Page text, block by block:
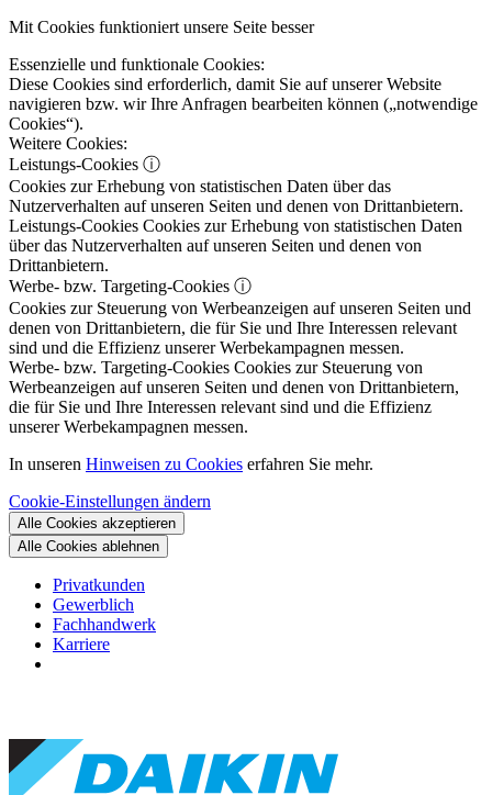
Mit Cookies funktioniert unsere Seite besser
Essenzielle und funktionale Cookies:
Diese Cookies sind erforderlich, damit Sie auf unserer Website
navigieren bzw. wir Ihre Anfragen bearbeiten können („notwendige
Cookies“).
Weitere Cookies:
Leistungs-Cookies ⓘ
Cookies zur Erhebung von statistischen Daten über das
Nutzerverhalten auf unseren Seiten und denen von Drittanbietern.
Leistungs-Cookies Cookies zur Erhebung von statistischen Daten
über das Nutzerverhalten auf unseren Seiten und denen von
Drittanbietern.
Werbe- bzw. Targeting-Cookies ⓘ
Cookies zur Steuerung von Werbeanzeigen auf unseren Seiten und
denen von Drittanbietern, die für Sie und Ihre Interessen relevant
sind und die Effizienz unserer Werbekampagnen messen.
Werbe- bzw. Targeting-Cookies Cookies zur Steuerung von
Werbeanzeigen auf unseren Seiten und denen von Drittanbietern,
die für Sie und Ihre Interessen relevant sind und die Effizienz
unserer Werbekampagnen messen.
In unseren Hinweisen zu Cookies erfahren Sie mehr.
Cookie-Einstellungen ändern
Alle Cookies akzeptieren
Alle Cookies ablehnen
Privatkunden
Gewerblich
Fachhandwerk
Karriere